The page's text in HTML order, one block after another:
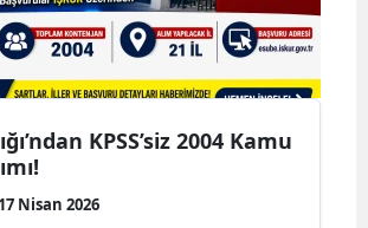
KPSS’siz 2004 Kamu
17 Nisan 2026